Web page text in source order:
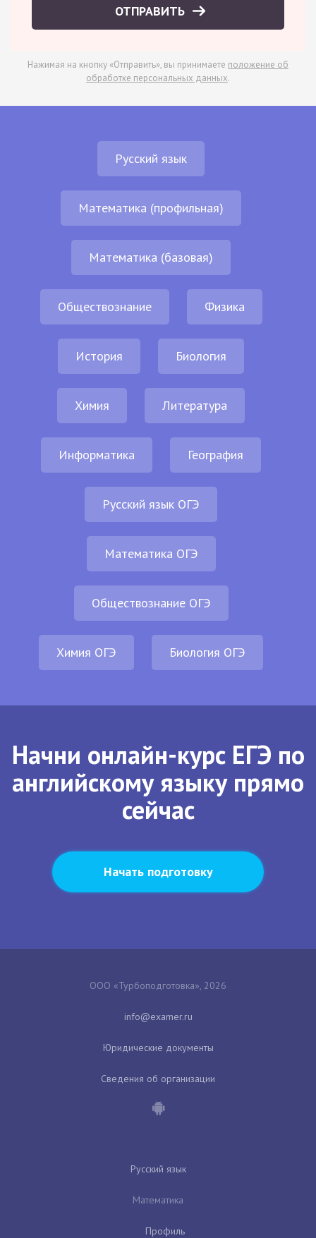
ОТПРАВИТЬ
Нажимая на кнопку «Отправить», вы принимаете положение об
обработке персональных данных.
Русский язык
Математика (профильная)
Математика (базовая)
Обществознание Физика
История Биология
Химия Литература
Информатика География
Русский язык ОГЭ
Математика ОГЭ
Обществознание ОГЭ
Химия ОГЭ Биология ОГЭ
Начни онлайн-курс ЕГЭ по
английскому языку прямо
сейчас
Начать подготовку
ООО «Турбоподготовка», 2026
Юридические документы
Сведения об организации
Русский язык
Математика
Профиль